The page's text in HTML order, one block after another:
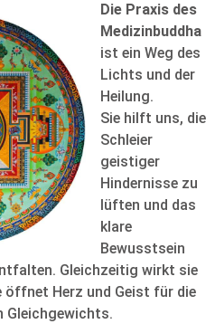
Die Praxis des
Medizinbuddha
ist ein Weg des
Lichts und der
Heilung.
Sie hilft uns, die
Schleier
geistiger
Hindernisse zu
lüften und das
klare
Bewusstsein
Gleichzeitig wirkt sie
öffnet Herz und Geist für die
Gleichgewichts.